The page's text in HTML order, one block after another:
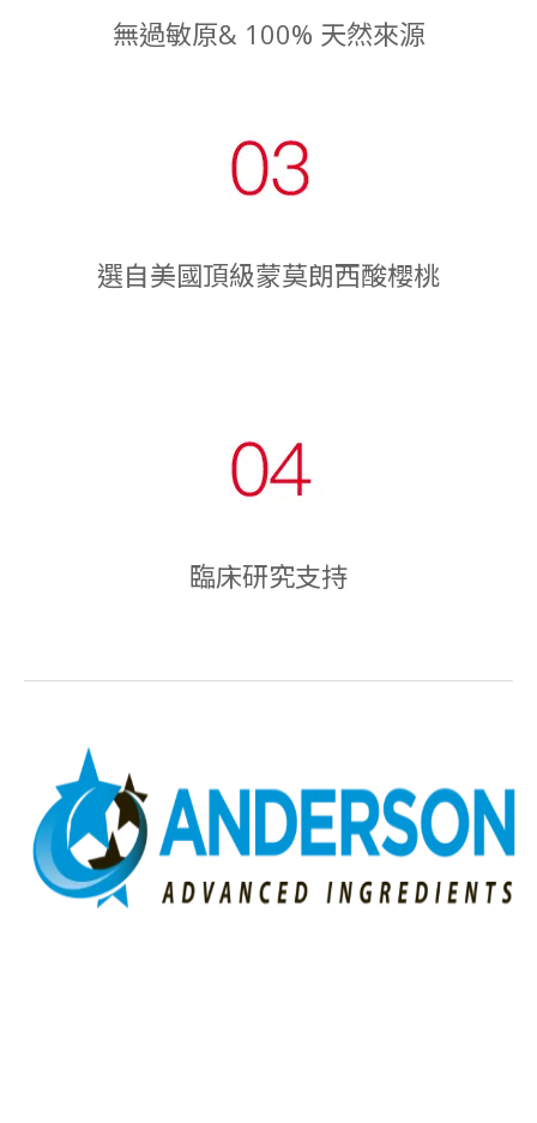
無過敏原& 100% 天然來源
選自美國頂級蒙莫朗西酸櫻桃
臨床研究支持